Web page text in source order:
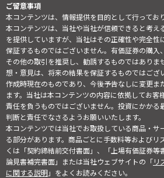
ご留意事項
本コンテンツは、情報提供を目的として行っており
本コンテンツは、当社や当社が信頼できると考え
を提供していますが、当社はその正確性や完全性
保証するものではございません。有価証券の購入
その他の取引を推奨し、勧誘するものではありま
想・意見は、将来の結果を保証するものではござ
作成時現在のものであり、今後予告なしに変更ま
ます。当社は本コンテンツの内容に依拠してお客
責任を負うものではございません。投資にかかる
判断と責任でなさるようお願いいたします。
本コンテンツでは当社でお取扱している商品・サ
る部分があります。商品ごとに手数料等およびリ
くは「契約締結前交付書面」、「上場有価証券等
論見書補完書面」または当社ウェブサイトの「リ
に関する説明」をよくお読みください。